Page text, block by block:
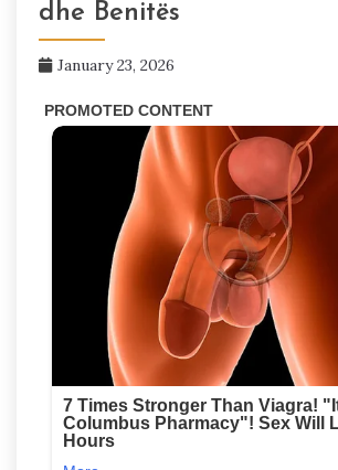
dhe Benitës
January 23, 2026